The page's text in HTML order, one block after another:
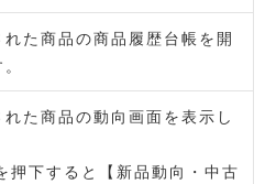
れた商品の商品履歴台帳を開
れた商品の動向画面を表示し
押下すると【新品動向・中古